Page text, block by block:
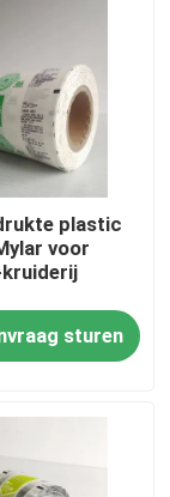
plastic
voor
sturen